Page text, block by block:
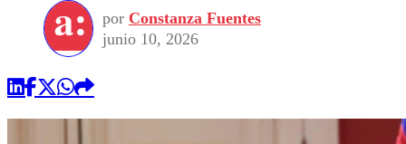
Torneo Internacional
Torneo Nacional
Internacional
Nacional
Programas
Comercial
por Constanza Fuentes
junio 10, 2026